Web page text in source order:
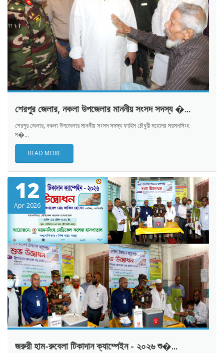
শেরপুর জেলার, নকলা উপজেলার মাননীয় সংসদ সদস্য �...
শেরপুর জেলার, নকলা উপজেলার মাননীয় সংসদ সদস্য ফাহিম চৌধুরী মহোদয় ময়মনসিংহ
ম�...
READ MORE
12
Apr-2026
জরুরী হাম-রুবেলা টিকাদান ক্যাম্পেইন - ২০২৬ শু�...